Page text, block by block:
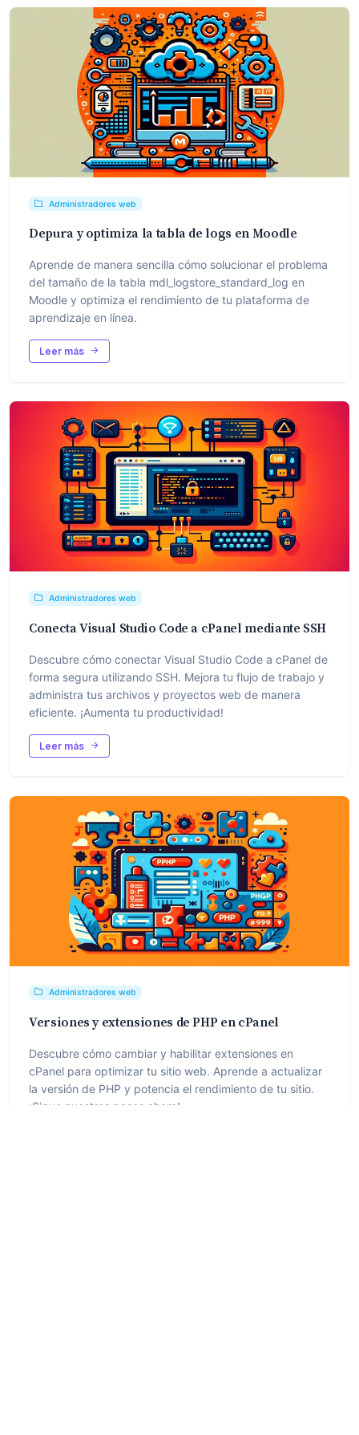
Administradores web
Depura y optimiza la tabla de logs en Moodle
Aprende de manera sencilla cómo solucionar el problema
del tamaño de la tabla mdl_logstore_standard_log en
Moodle y optimiza el rendimiento de tu plataforma de
aprendizaje en línea.
Leer más
Administradores web
Conecta Visual Studio Code a cPanel mediante SSH
Descubre cómo conectar Visual Studio Code a cPanel de
forma segura utilizando SSH. Mejora tu flujo de trabajo y
administra tus archivos y proyectos web de manera
eficiente. ¡Aumenta tu productividad!
Leer más
Administradores web
Versiones y extensiones de PHP en cPanel
Descubre cómo cambiar y habilitar extensiones en
cPanel para optimizar tu sitio web. Aprende a actualizar
la versión de PHP y potencia el rendimiento de tu sitio.
¡Sigue nuestros pasos ahora!